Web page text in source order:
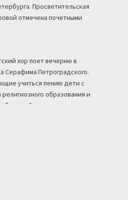
Просветительская
отмечена почетными
хор поет вечерню в
Серафима Петроградского.
учиться пению дети с
образования и
епархии во имя